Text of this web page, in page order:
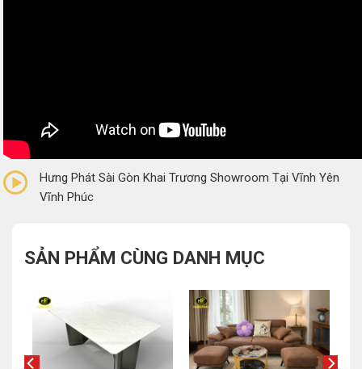
(0 Reviews)
Hưng Phát Sài Gòn Khai Trương Showroom Tại Vĩnh Yên
Vĩnh Phúc
SẢN PHẨM CÙNG DANH MỤC